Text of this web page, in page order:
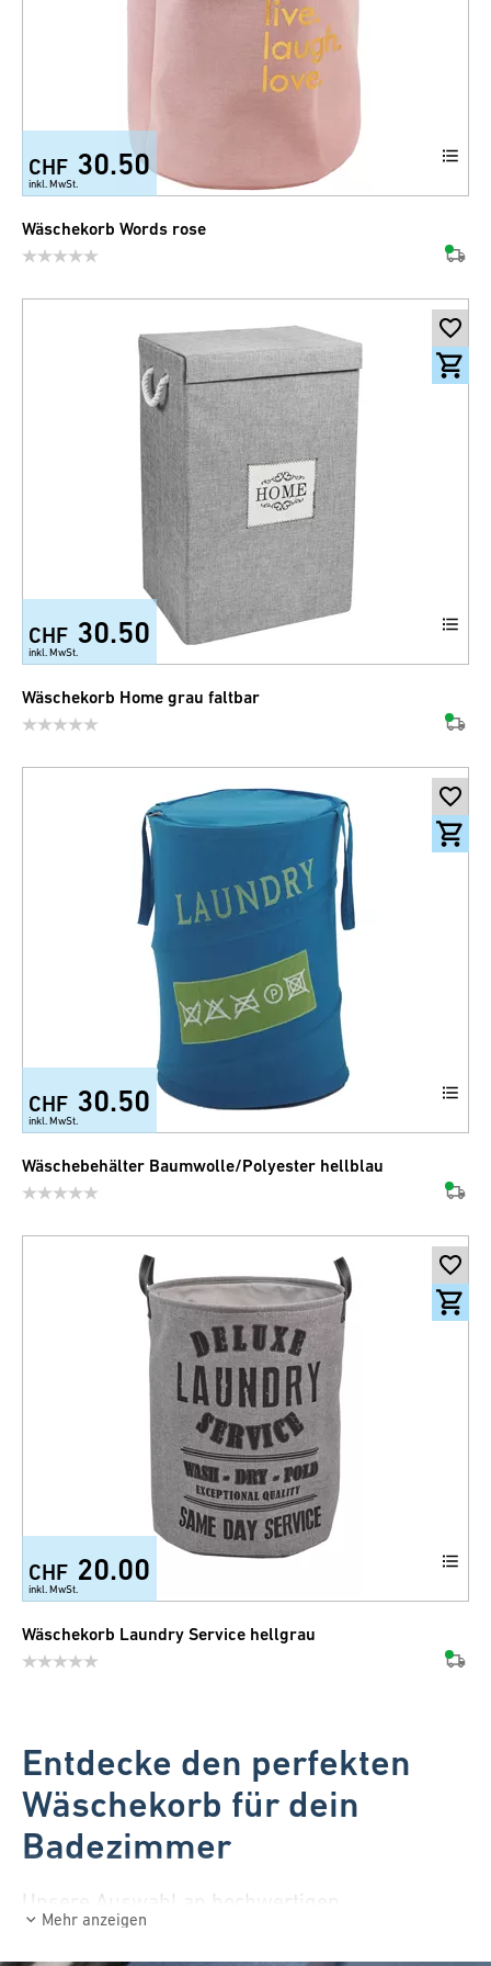
CHF 30.50
inkl. MwSt.
Wäschekorb Words rose
CHF 30.50
inkl. MwSt.
Wäschekorb Home grau faltbar
CHF 30.50
inkl. MwSt.
Wäschebehälter Baumwolle/Polyester hellblau
CHF 20.00
inkl. MwSt.
Wäschekorb Laundry Service hellgrau
Entdecke den perfekten
Wäschekorb für dein
Badezimmer
Unsere Auswahl an hochwertigen
Wäschekörben, die nicht nur praktisch sind,
Mehr anzeigen